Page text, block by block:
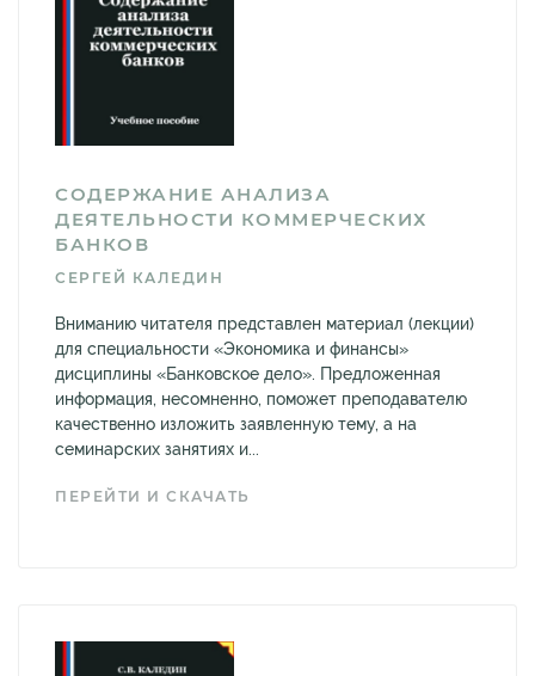
СОДЕРЖАНИЕ АНАЛИЗА
ДЕЯТЕЛЬНОСТИ КОММЕРЧЕСКИХ
БАНКОВ
СЕРГЕЙ КАЛЕДИН
Вниманию читателя представлен материал (лекции)
для специальности «Экономика и финансы»
дисциплины «Банковское дело». Предложенная
информация, несомненно, поможет преподавателю
качественно изложить заявленную тему, а на
семинарских занятиях и...
ПЕРЕЙТИ И СКАЧАТЬ